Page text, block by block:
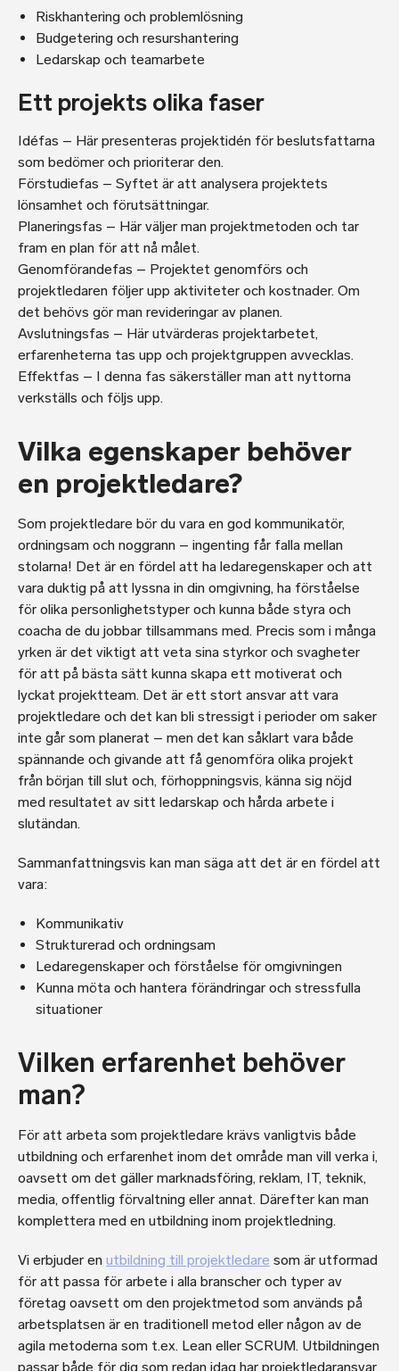
Riskhantering och problemlösning
Budgetering och resurshantering
Ledarskap och teamarbete
Ett projekts olika faser
Idéfas – Här presenteras projektidén för beslutsfattarna
som bedömer och prioriterar den.
Förstudiefas – Syftet är att analysera projektets
lönsamhet och förutsättningar.
Planeringsfas – Här väljer man projektmetoden och tar
fram en plan för att nå målet.
Genomförandefas – Projektet genomförs och
projektledaren följer upp aktiviteter och kostnader. Om
det behövs gör man revideringar av planen.
Avslutningsfas – Här utvärderas projektarbetet,
erfarenheterna tas upp och projektgruppen avvecklas.
Effektfas – I denna fas säkerställer man att nyttorna
verkställs och följs upp.
Vilka egenskaper behöver
en projektledare?
Som projektledare bör du vara en god kommunikatör,
ordningsam och noggrann – ingenting får falla mellan
stolarna! Det är en fördel att ha ledaregenskaper och att
vara duktig på att lyssna in din omgivning, ha förståelse
för olika personlighetstyper och kunna både styra och
coacha de du jobbar tillsammans med. Precis som i många
yrken är det viktigt att veta sina styrkor och svagheter
för att på bästa sätt kunna skapa ett motiverat och
lyckat projektteam. Det är ett stort ansvar att vara
projektledare och det kan bli stressigt i perioder om saker
inte går som planerat – men det kan såklart vara både
spännande och givande att få genomföra olika projekt
från början till slut och, förhoppningsvis, känna sig nöjd
med resultatet av sitt ledarskap och hårda arbete i
slutändan.
Sammanfattningsvis kan man säga att det är en fördel att
vara:
Kommunikativ
Strukturerad och ordningsam
Ledaregenskaper och förståelse för omgivningen
Kunna möta och hantera förändringar och stressfulla
situationer
Vilken erfarenhet behöver
man?
För att arbeta som projektledare krävs vanligtvis både
utbildning och erfarenhet inom det område man vill verka i,
oavsett om det gäller marknadsföring, reklam, IT, teknik,
media, offentlig förvaltning eller annat. Därefter kan man
komplettera med en utbildning inom projektledning.
Vi erbjuder en utbildning till projektledare som är utformad
för att passa för arbete i alla branscher och typer av
företag oavsett om den projektmetod som används på
arbetsplatsen är en traditionell metod eller någon av de
agila metoderna som t.ex. Lean eller SCRUM. Utbildningen
passar både för dig som redan idag har projektledaransvar